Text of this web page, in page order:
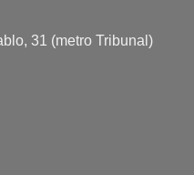
31 (metro Tribunal)